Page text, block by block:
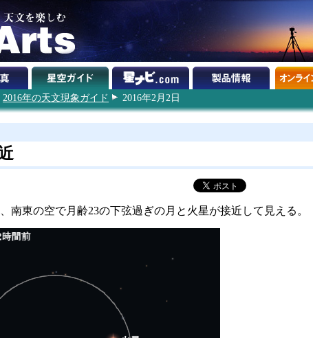
2016年の天文現象ガイド 2016年2月2日
南東の空で月齢23の下弦過ぎの月と火星が接近して見える。